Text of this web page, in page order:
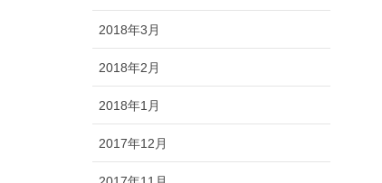
2018年3月
2018年2月
2018年1月
2017年12月